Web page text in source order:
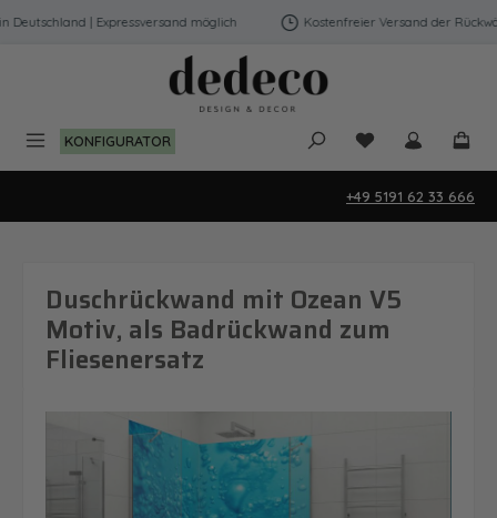
Zum Hauptinhalt springen
| Expressversand möglich Kostenfreier Versand der
KONFIGURATOR Du hast 0
+49 5191 62 33 666
Duschrückwand mit Ozean V5
Motiv, als Badrückwand zum
Fliesenersatz
Bildergalerie überspringen